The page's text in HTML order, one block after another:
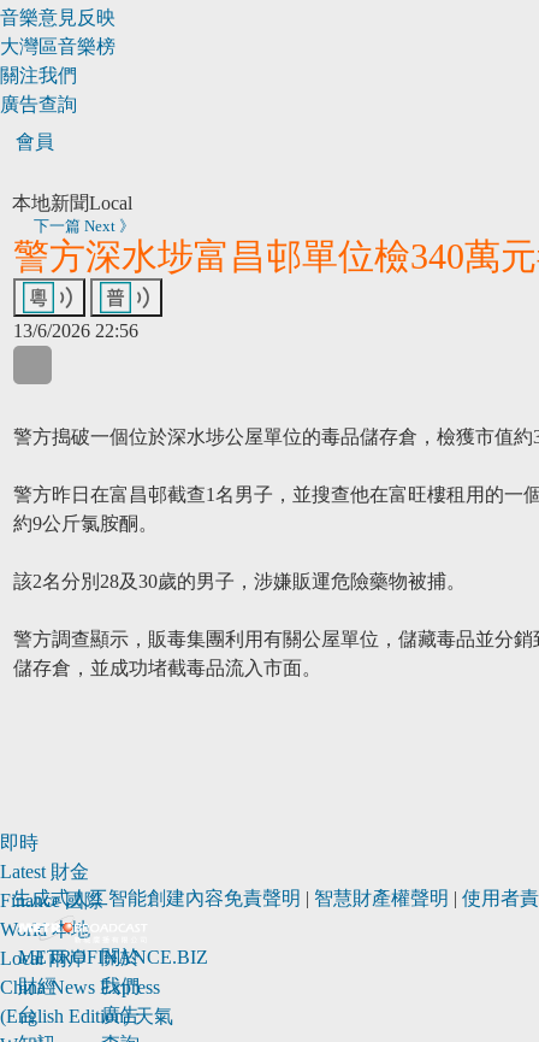
音樂意見反映
大灣區音樂榜
關注我們
廣告查詢
會員
即時
Latest 財金
Finance 國際
World 本地
Local 兩岸
China News Express
(English Edition) 天氣
本地新聞Local
下一篇 Next 》
警方深水埗富昌邨單位檢340萬
13/6/2026 22:56
警方搗破一個位於深水埗公屋單位的毒品儲存倉，檢獲市值
警方昨日在富昌邨截查1名男子，並搜查他在富旺樓租用的一
約9公斤氯胺酮。
該2名分別28及30歲的男子，涉嫌販運危險藥物被捕。
警方調查顯示，販毒集團利用有關公屋單位，儲藏毒品並分
儲存倉，並成功堵截毒品流入市面。
生成式人工智能創建內容免責聲明 | 智慧財產權聲明 | 使用者
METROFINANCE.BIZ
財經
台
關於
我們
廣告